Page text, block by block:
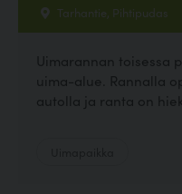
Tarhantie, Pihtipudas
Uimarannan toisessa
uima-alue. Rannalla
autolla ja ranta on